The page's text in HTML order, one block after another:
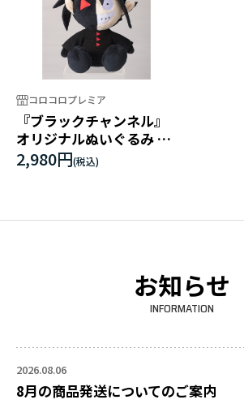
コロコロプレミア
『ブラックチャンネル』
オリジナルぬいぐるみ ブ
ラック
2,980円
お知らせ
INFORMATION
2026.08.06
8月の商品発送についてのご案内